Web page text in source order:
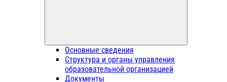
Основные сведения
Структура и органы управления
образовательной организацией
Документы